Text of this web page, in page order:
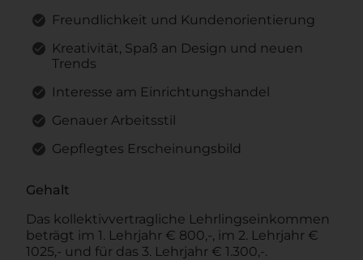
Freundlichkeit und Kundenorientierung
Kreativität, Spaß an Design und neuen
Trends
Interesse am Einrichtungshandel
Genauer Arbeitsstil
Gepflegtes Erscheinungsbild
Gehalt
Das kollektivvertragliche Lehrlingseinkommen
beträgt im 1. Lehrjahr € 800,-, im 2. Lehrjahr €
1025,- und für das 3. Lehrjahr € 1.300,-.